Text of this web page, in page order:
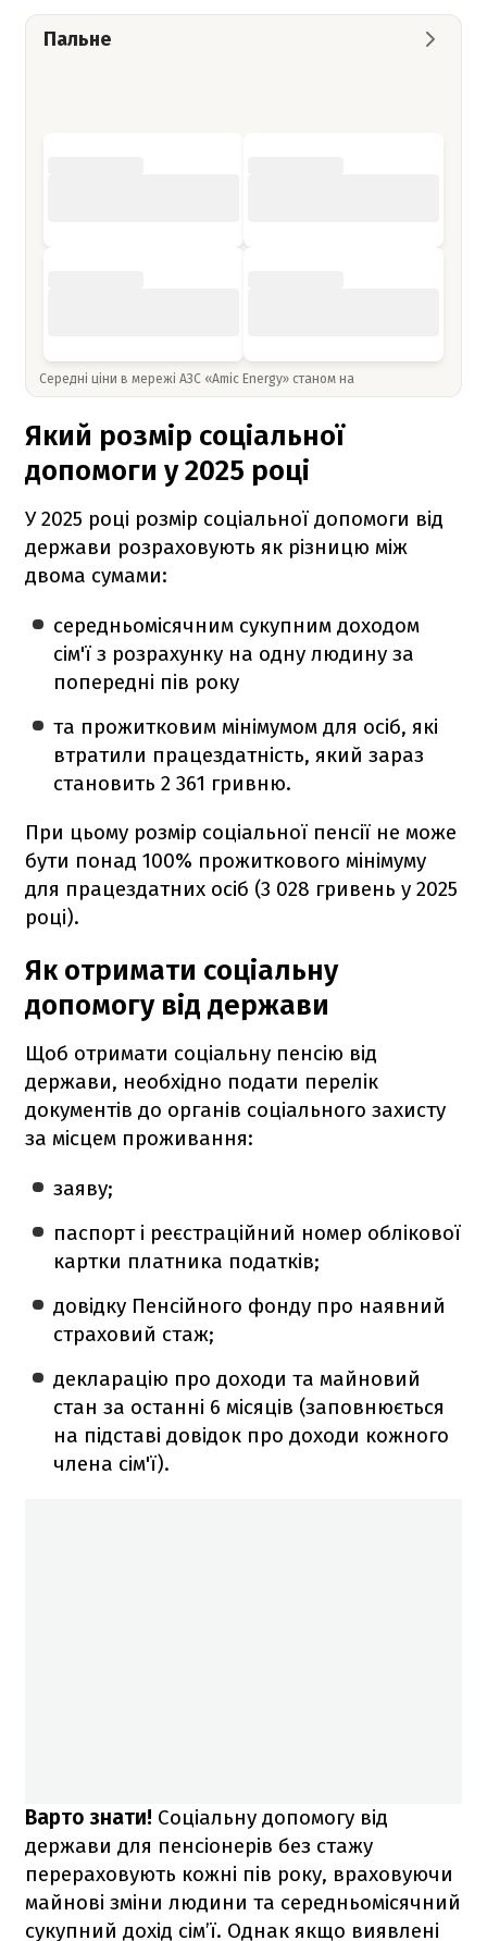
Пальне
Середні ціни в мережі АЗС «Amic Energy» станом на
Який розмір соціальної
допомоги у 2025 році
У 2025 році розмір соціальної допомоги від
держави розраховують як різницю між
двома сумами:
середньомісячним сукупним доходом
сім'ї з розрахунку на одну людину за
попередні пів року
та прожитковим мінімумом для осіб, які
втратили працездатність, який зараз
становить 2 361 гривню.
При цьому розмір соціальної пенсії не може
бути понад 100% прожиткового мінімуму
для працездатних осіб (3 028 гривень у 2025
році).
Як отримати соціальну
допомогу від держави
Щоб отримати соціальну пенсію від
держави, необхідно подати перелік
документів до органів соціального захисту
за місцем проживання:
заяву;
паспорт і реєстраційний номер облікової
картки платника податків;
довідку Пенсійного фонду про наявний
страховий стаж;
декларацію про доходи та майновий
стан за останні 6 місяців (заповнюється
на підставі довідок про доходи кожного
члена сім'ї).
Варто знати! Соціальну допомогу від
держави для пенсіонерів без стажу
перераховують кожні пів року, враховуючи
майнові зміни людини та середньомісячний
сукупний дохід сім’ї. Однак якщо виявлені